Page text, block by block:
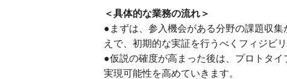
＜具体的な業務の流れ＞
●まずは、参入機会がある分野の課題収
えで、初期的な実証を行うべくフィジビ
●仮説の確度が高まった後は、プロトタ
実現可能性を高めていきます。